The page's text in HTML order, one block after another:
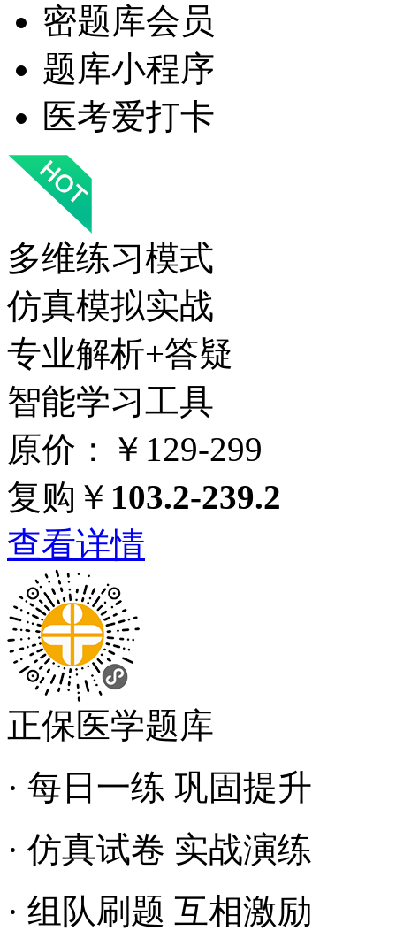
密题库会员
题库小程序
医考爱打卡
多维练习模式
仿真模拟实战
专业解析+答疑
智能学习工具
原价：￥129-299
复购￥ 103.2-239.2
查看详情
正保医学题库
· 每日一练 巩固提升
· 仿真试卷 实战演练
· 组队刷题 互相激励